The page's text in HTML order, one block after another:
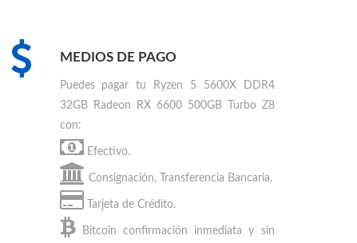
MEDIOS DE PAGO
Puedes pagar tu Ryzen 5 5600X DDR4
32GB Radeon RX 6600 500GB Turbo Z8
con:
Efectivo.
Consignación, Transferencia Bancaria.
Tarjeta de Crédito.
Bitcoin confirmación inmediata y sin